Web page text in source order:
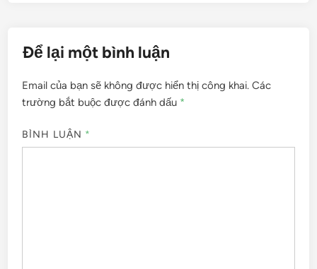
Để lại một bình luận
Email của bạn sẽ không được hiển thị công khai. Các
trường bắt buộc được đánh dấu *
BÌNH LUẬN *